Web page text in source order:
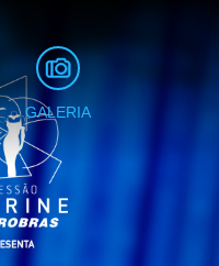
GALERIA